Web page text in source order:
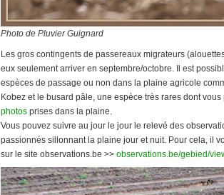
Photo de Pluvier Guignard
Les gros contingents de passereaux migrateurs
eux seulement arriver en septembre/octobre. Il est
espèces de passage ou non dans la plaine agricole
Kobez et le busard pâle, une espèce très rares dont
photos prises dans la plaine.
Vous pouvez suivre au jour le jour le relevé des
passionnés sillonnant la plaine jour et nuit. Pour cela, il
sur le site observations.be >> observations.be/gebied/